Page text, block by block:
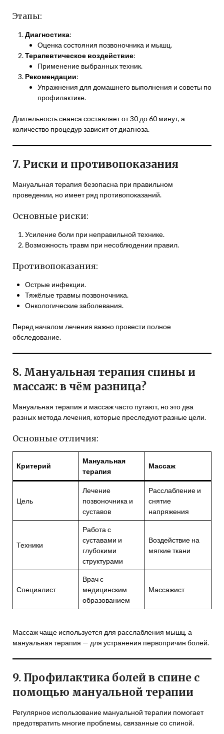
Этапы:
Диагностика:
Оценка состояния позвоночника и мышц.
Терапевтическое воздействие:
Применение выбранных техник.
Рекомендации:
Упражнения для домашнего выполнения и советы по
профилактике.
Длительность сеанса составляет от 30 до 60 минут, а
количество процедур зависит от диагноза.
7. Риски и противопоказания
Мануальная терапия безопасна при правильном
проведении, но имеет ряд противопоказаний.
Основные риски:
Усиление боли при неправильной технике.
Возможность травм при несоблюдении правил.
Противопоказания:
Острые инфекции.
Тяжёлые травмы позвоночника.
Онкологические заболевания.
Перед началом лечения важно провести полное
обследование.
8. Мануальная терапия спины и
массаж: в чём разница?
Мануальная терапия и массаж часто путают, но это два
разных метода лечения, которые преследуют разные цели.
Основные отличия:
Критерий
Мануальная
терапия
Массаж
Цель
Лечение
позвоночника и
суставов
Расслабление и
снятие
напряжения
Техники
Работа с
суставами и
глубокими
структурами
Воздействие на
мягкие ткани
Специалист
Врач с
медицинским
образованием
Массажист
Массаж чаще используется для расслабления мышц, а
мануальная терапия — для устранения первопричин болей.
9. Профилактика болей в спине с
помощью мануальной терапии
Регулярное использование мануальной терапии помогает
предотвратить многие проблемы, связанные со спиной.